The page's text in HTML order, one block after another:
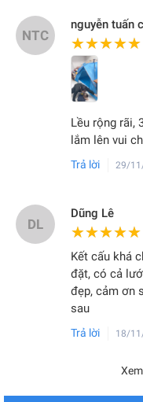
NTC
nguyễn tuấn
★★★★★
★★★★★
Lều rộng rãi,
lắm lên vui
Trả lời 29/
DL
Dũng Lê
★★★★★
★★★★★
Kết cấu khá
đặt, có cả
đẹp, cảm ơn
sau
Trả lời 18/